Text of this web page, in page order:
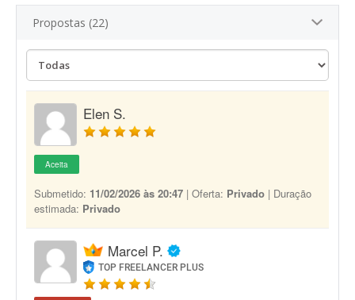
Propostas (22)
Elen S.
Aceita
Submetido: 11/02/2026 às 20:47 | Oferta: Privado | Duração
estimada: Privado
Marcel P.
TOP FREELANCER PLUS